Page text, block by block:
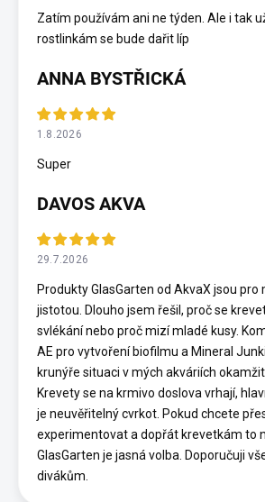
Zatím používám ani ne týden. Ale i tak
rostlinkám se bude dařit líp
ANNA BYSTŘICKÁ
1.8.2026
Super
DAVOS AKVA
29.7.2026
Produkty GlasGarten od AkvaX jsou pro
jistotou. Dlouho jsem řešil, proč se
svlékání nebo proč mizí mladé kusy.
AE pro vytvoření biofilmu a Mineral
krunýře situaci v mých akváriích
Krevety se na krmivo doslova vrhají,
je neuvěřitelný cvrkot. Pokud chcete
experimentovat a dopřát krevetkám to
GlasGarten je jasná volba. Doporučuji
divákům.